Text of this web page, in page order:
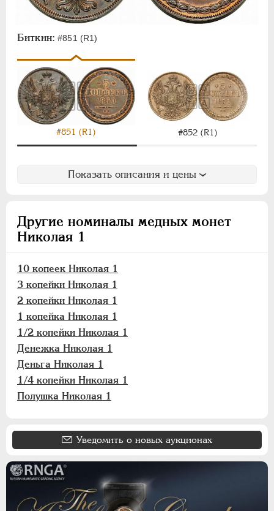
Биткин: #851 (R1)
#851 (R1) #852 (R1)
Показать описания и цены
Другие номиналы медных монет
Николая 1
10 копеек Николая 1
3 копейки Николая 1
2 копейки Николая 1
1 копейка Николая 1
1/2 копейки Николая 1
Денежка Николая 1
Деньга Николая 1
1/4 копейки Николая 1
Полушка Николая 1
Уведомить о новых аукционах